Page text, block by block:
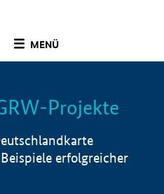
MENÜ
Info
Projekte
erfolgreicher